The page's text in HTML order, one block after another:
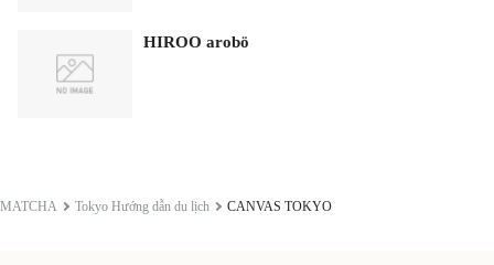
HIROO arobö
MATCHA Tokyo Hướng dẫn du lịch CANVAS TOKYO